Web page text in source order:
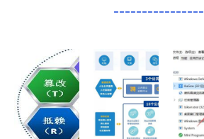
----------------